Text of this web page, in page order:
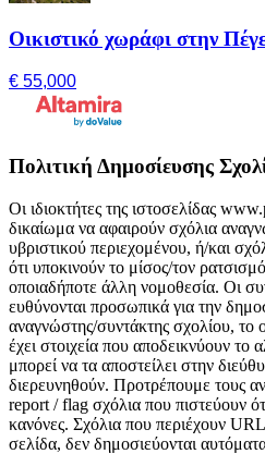
Οικιστικό χωράφι στην
€ 55,000
Πολιτική Δημοσίευσης
Οι ιδιοκτήτες της ιστοσελίδας
δικαίωμα να αφαιρούν σχόλια
υβριστικού περιεχομένου, ή/και
ότι υποκινούν το μίσος/τον
οποιαδήποτε άλλη νομοθεσία. Οι
ευθύνονται προσωπικά για την
αναγνώστης/συντάκτης σχολίου, το
έχει στοιχεία που αποδεικνύουν το
μπορεί να τα αποστείλει στην
διερευνηθούν. Προτρέπουμε τους
report / flag σχόλια που πιστεύουν
κανόνες. Σχόλια που περιέχουν
σελίδα, δεν δημοσιεύονται